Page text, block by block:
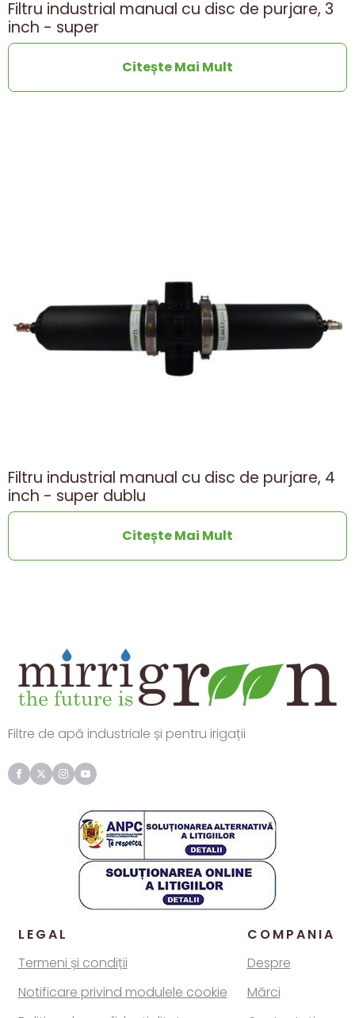
Filtru industrial manual cu disc de purjare, 3
inch - super
Citește Mai Mult
Filtru industrial manual cu disc de purjare, 4
inch - super dublu
Citește Mai Mult
Filtre de apă industriale și pentru irigații
LEGAL
Termeni și condiții
Notificare privind modulele cookie
COMPANIA
Despre
Mărci